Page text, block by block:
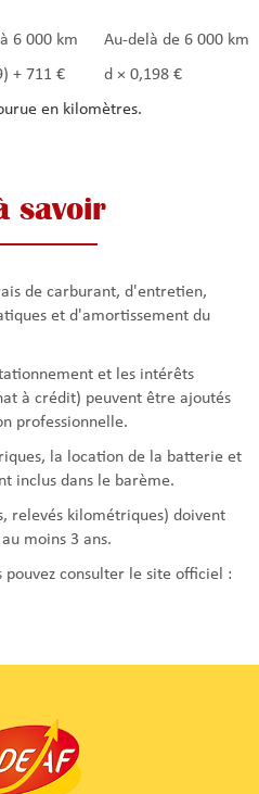
6 000 km
Au-delà de 6 000 km
+ 711 €
d × 0,198 €
en kilomètres.
savoir
de carburant, d'entretien,
et d'amortissement du
et les intérêts
à crédit) peuvent être ajoutés
professionnelle.
la location de la batterie et
inclus dans le barème.
relevés kilométriques) doivent
moins 3 ans.
consulter le site officiel :